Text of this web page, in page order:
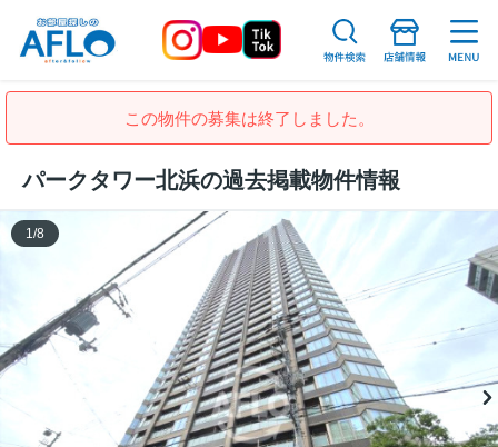
この物件の募集は終了しました。
パークタワー北浜の過去掲載物件情報
1 /8